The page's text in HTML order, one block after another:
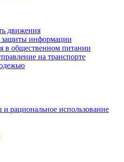
движения
защиты информации
в общественном питании
на транспорте
рациональное использование